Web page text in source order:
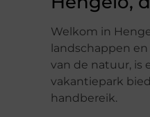
Welkom in
landschappen
van de natuur, is
vakantiepark
handbereik.